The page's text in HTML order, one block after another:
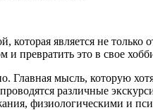
которая является не
и превратить это в свое
мысль, которую
различные
физиологическими и